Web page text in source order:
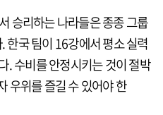
승리하는 나라들은 종종 그룹
한국 팀이 16강에서 평소 실력
. 수비를 안정시키는 것이 절박
우위를 즐길 수 있어야 한